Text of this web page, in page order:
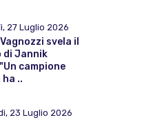
27 Luglio 2026
svela il
di Jannik
campione
ha ..
23 Luglio 2026